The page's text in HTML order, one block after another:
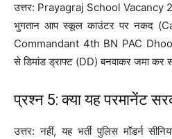
उत्तर: Prayagraj School
भुगतान आप स्कूल काउंटर पर नकद
Commandant 4th BN PAC
से डिमांड ड्राफ्ट (DD) बनवाकर जमा कर
प्रश्न 5: क्या यह परमानेंट
उत्तर: नहीं, यह भर्ती पुलिस मॉडर्न